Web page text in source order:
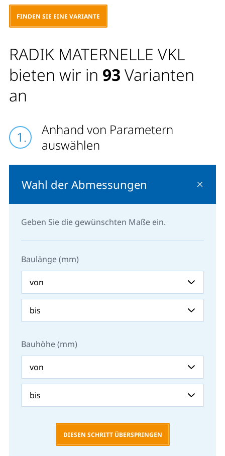
FINDEN SIE EINE VARIANTE
RADIK MATERNELLE VKL
bieten wir in 93 Varianten
an
Anhand von Parametern
auswählen
Wahl der Abmessungen
Geben Sie die gewünschten Maße ein.
Baulänge (mm)
Bauhöhe (mm)
DIESEN SCHRITT ÜBERSPRINGEN